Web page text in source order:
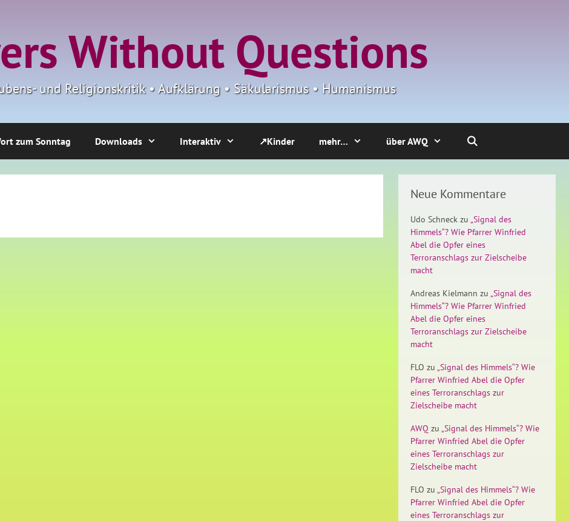
Without Questions
und Religionskritik • Aufklärung • Säkularismus • Humanismus
zum Sonntag Downloads Interaktiv ↗Kinder mehr… über AWQ
Neue Kommentare
Udo Schneck zu „Signal des
Himmels“? Wie Pfarrer Winfried
Abel die Opfer eines
Terroranschlags zur Zielscheibe
macht
Andreas Kielmann zu „Signal des
Himmels“? Wie Pfarrer Winfried
Abel die Opfer eines
Terroranschlags zur Zielscheibe
macht
FLO zu „Signal des Himmels“? Wie
Pfarrer Winfried Abel die Opfer
eines Terroranschlags zur
Zielscheibe macht
AWQ zu „Signal des Himmels“? Wie
Pfarrer Winfried Abel die Opfer
eines Terroranschlags zur
Zielscheibe macht
FLO zu „Signal des Himmels“? Wie
Pfarrer Winfried Abel die Opfer
eines Terroranschlags zur